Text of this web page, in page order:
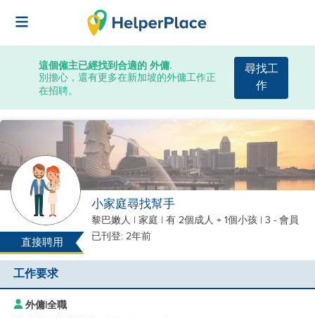
這個僱主已經找到合適的 外傭.
別擔心，還有更多在新加坡的外傭工作正
在招聘。
尋找工
作
直接聘用
小家庭尋找幫手
黎巴嫩人 | 家庭 | 有 2個成人 + 1個小孩 | 3 - 會員
已刊登: 2年前
工作要求
外傭|全職